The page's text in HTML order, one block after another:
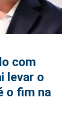
com
levar o
o fim na